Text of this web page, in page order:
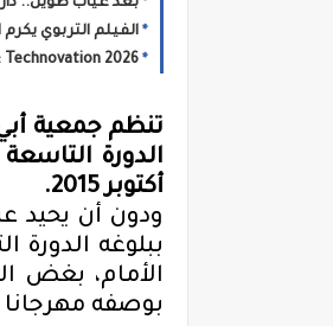
بعد غياب طويل..
الفيلم التربوي
Technovation 2026 : المعلومة، المستهلك والحد من المخاطر ... المواطن في صلب السياسات الصحية
تنظم جمعية
الدورة التاسعة
أكتوبر 2015
.
ودون أن يحيد
ببلوغه الدورة
الأمام، بغض
بوصفه